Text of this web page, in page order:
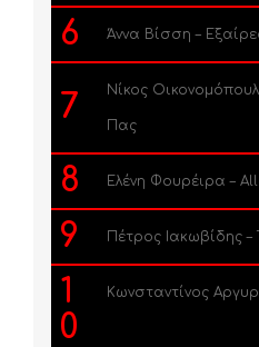
6 Άννα Βίσση –
7 Νίκος
Πας
8 Ελένη Φουρέιρα –
9 Πέτρος Ιακωβίδης –
1
0
Κωνσταντίνος